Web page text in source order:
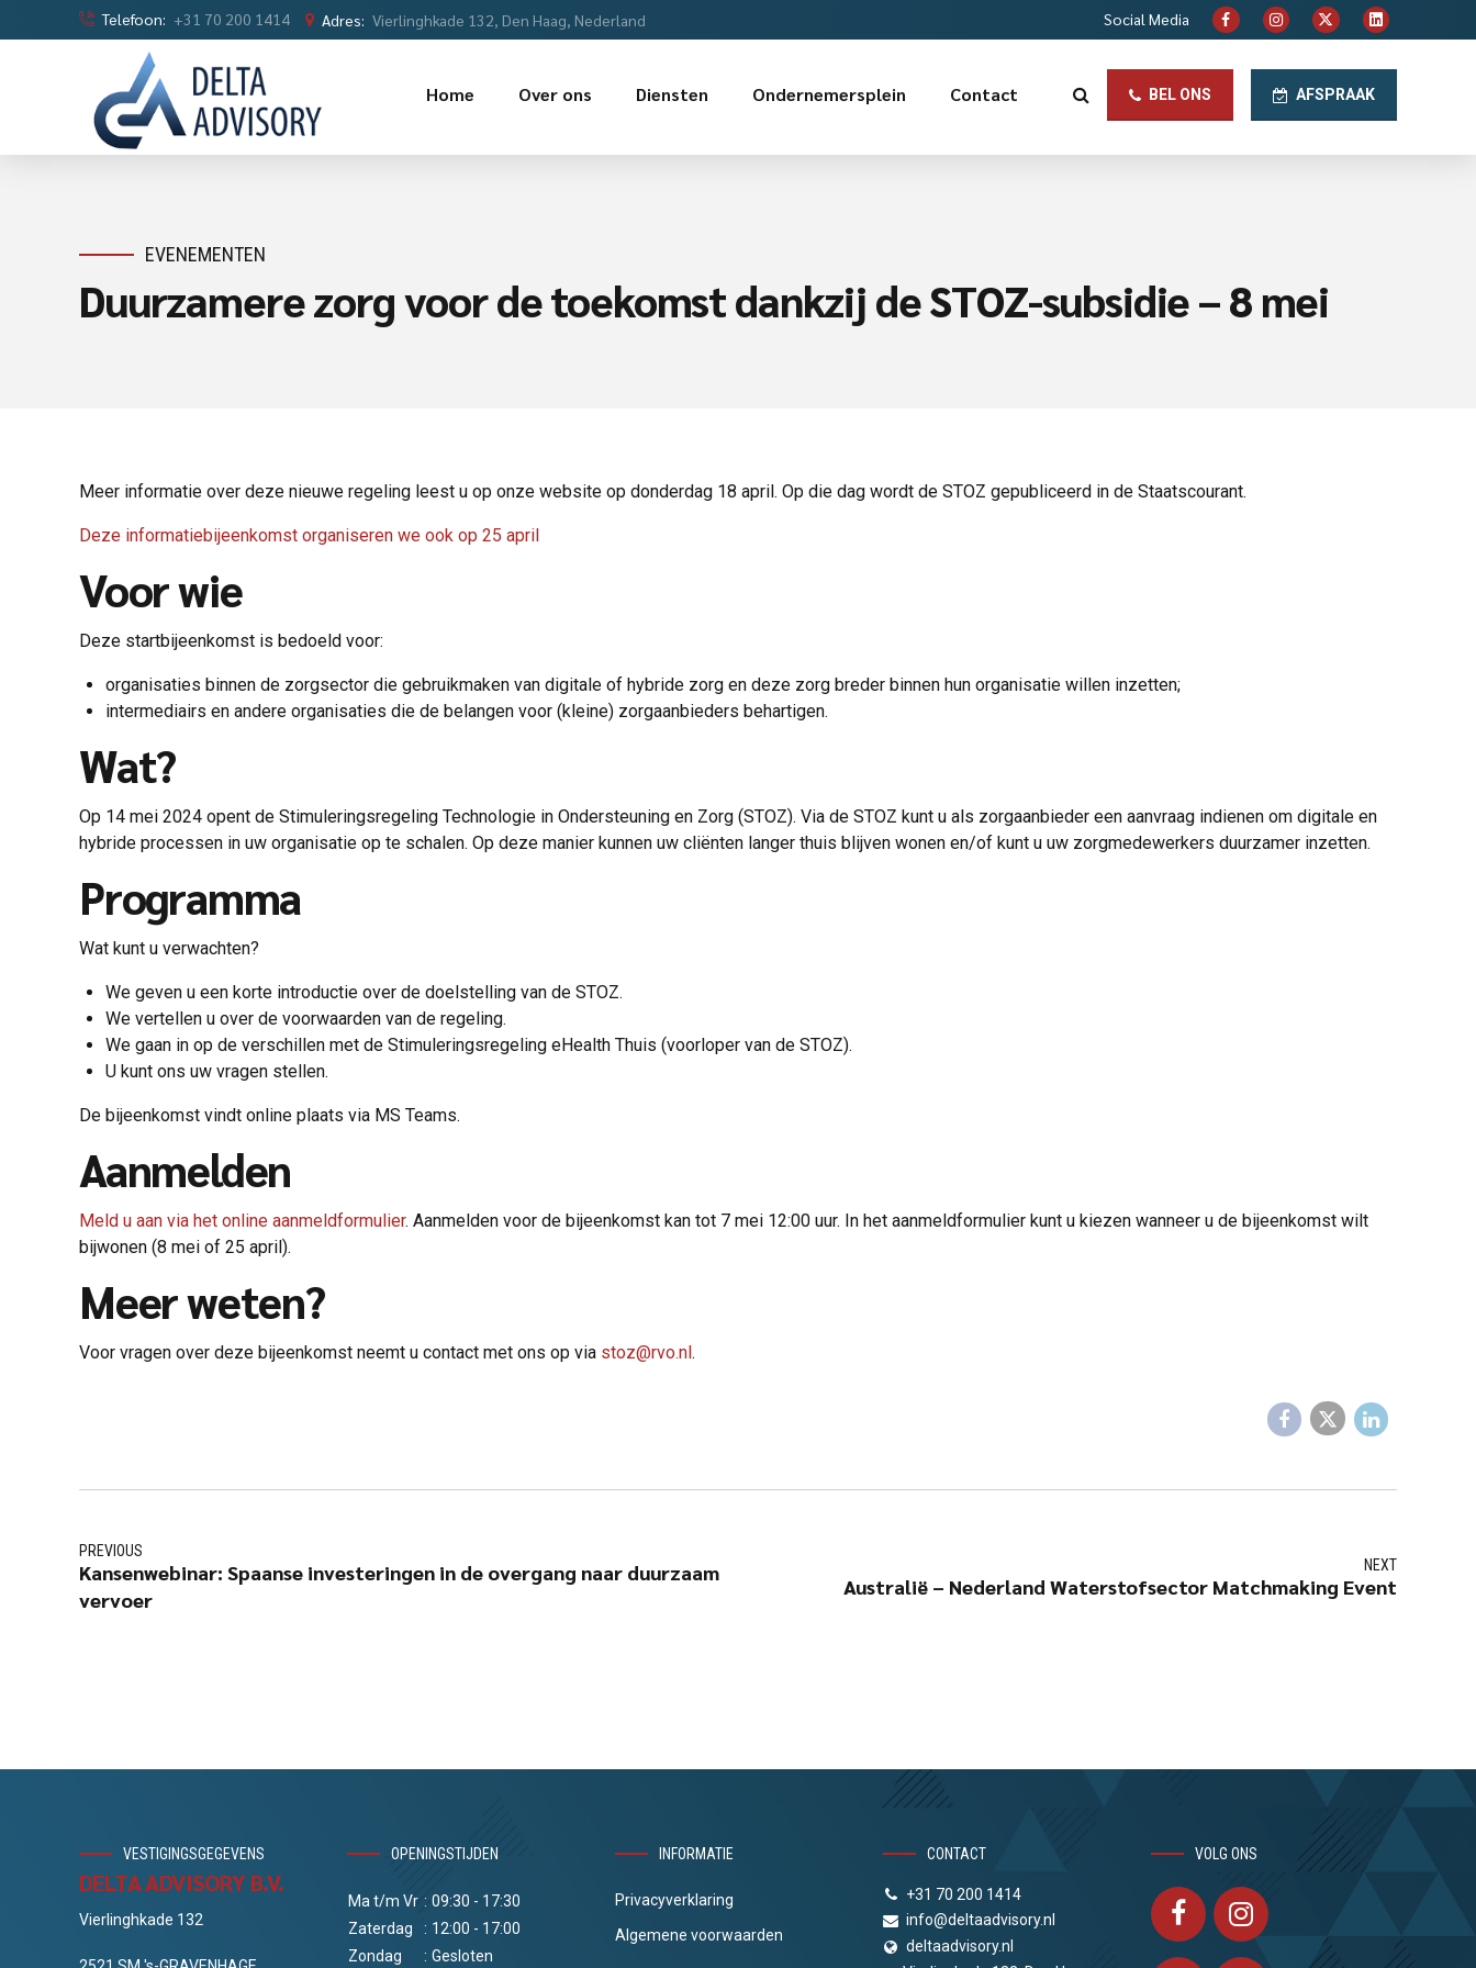
Telefoon: +31 70 200 1414 Adres: Vierlinghkade 132, Den Haag, Nederland Social Media
BEL ONS AFSPRAAK
Home Over ons Diensten Ondernemersplein Contact
EVENEMENTEN
Duurzamere zorg voor de toekomst dankzij de STOZ-subsidie – 8 mei
Meer informatie over deze nieuwe regeling leest u op onze website op donderdag 18 april. Op die dag wordt de STOZ gepubliceerd in de Staatscourant.
Deze informatiebijeenkomst organiseren we ook op 25 april
Voor wie
Deze startbijeenkomst is bedoeld voor:
organisaties binnen de zorgsector die gebruikmaken van digitale of hybride zorg en deze zorg breder binnen hun organisatie willen inzetten;
intermediairs en andere organisaties die de belangen voor (kleine) zorgaanbieders behartigen.
Wat?
Op 14 mei 2024 opent de Stimuleringsregeling Technologie in Ondersteuning en Zorg (STOZ). Via de STOZ kunt u als zorgaanbieder een aanvraag indienen om digitale en
hybride processen in uw organisatie op te schalen. Op deze manier kunnen uw cliënten langer thuis blijven wonen en/of kunt u uw zorgmedewerkers duurzamer inzetten.
Programma
Wat kunt u verwachten?
We geven u een korte introductie over de doelstelling van de STOZ.
We vertellen u over de voorwaarden van de regeling.
We gaan in op de verschillen met de Stimuleringsregeling eHealth Thuis (voorloper van de STOZ).
U kunt ons uw vragen stellen.
De bijeenkomst vindt online plaats via MS Teams.
Aanmelden
Meld u aan via het online aanmeldformulier. Aanmelden voor de bijeenkomst kan tot 7 mei 12:00 uur. In het aanmeldformulier kunt u kiezen wanneer u de bijeenkomst wilt
bijwonen (8 mei of 25 april).
Meer weten?
Voor vragen over deze bijeenkomst neemt u contact met ons op via stoz@rvo.nl.
PREVIOUS
Kansenwebinar: Spaanse investeringen in de overgang naar duurzaam
vervoer
NEXT
Australië – Nederland Waterstofsector Matchmaking Event
VESTIGINGSGEGEVENS
DELTA ADVISORY B.V.
Vierlinghkade 132
OPENINGSTIJDEN
Ma t/m Vr : 09:30 - 17:30
Zaterdag
: 12:00 - 17:00
Zondag
: Gesloten
INFORMATIE
Privacyverklaring
Algemene voorwaarden
CONTACT
+31 70 200 1414
info@deltaadvisory.nl
deltaadvisory.nl
VOLG ONS